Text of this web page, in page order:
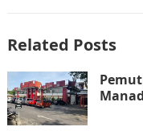
Related Posts